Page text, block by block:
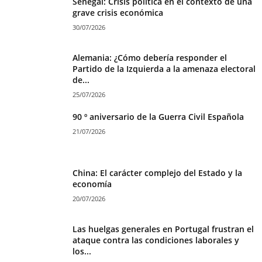
grave crisis económica
30/07/2026
Alemania: ¿Cómo debería responder el
Partido de la Izquierda a la amenaza electoral
de...
25/07/2026
90 º aniversario de la Guerra Civil Española
21/07/2026
China: El carácter complejo del Estado y la
economía
20/07/2026
Las huelgas generales en Portugal frustran el
ataque contra las condiciones laborales y
los...